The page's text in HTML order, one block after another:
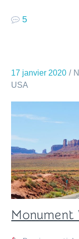
5
17 janvier 2020
USA
Monument